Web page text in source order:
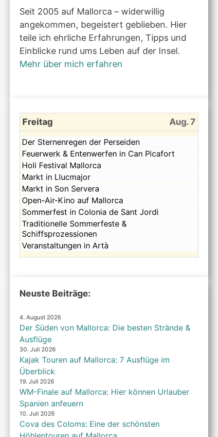
Seit 2005 auf Mallorca – widerwillig
angekommen, begeistert geblieben. Hier
teile ich ehrliche Erfahrungen, Tipps und
Einblicke rund ums Leben auf der Insel.
Mehr über mich erfahren
Freitag Aug. 7
Freitag,
August
7th
2026
Der Sternenregen der Perseiden
Freitag,
August
7th
2026
Feuerwerk & Entenwerfen in Can Picafort
Freitag,
August
7th
2026
Holi Festival Mallorca
Freitag,
August
7th
2026
Markt in Llucmajor
Freitag,
August
7th
2026
Markt in Son Servera
Freitag,
August
7th
2026
Open-Air-Kino auf Mallorca
Freitag,
August
7th
2026
Sommerfest in Colonia de Sant Jordi
Freitag,
August
7th
2026
Traditionelle Sommerfeste &
Schiffsprozessionen
Freitag,
August
Veranstaltungen in Artà
Neuste Beiträge:
4. August 2026
Der Süden von Mallorca: Die besten Strände &
Ausflüge
30. Juli 2026
Kajak Touren auf Mallorca: 7 Ausflüge im
Überblick
19. Juli 2026
WM-Finale auf Mallorca: Hier können Urlauber
Spanien anfeuern
10. Juli 2026
Cova des Coloms: Eine der schönsten